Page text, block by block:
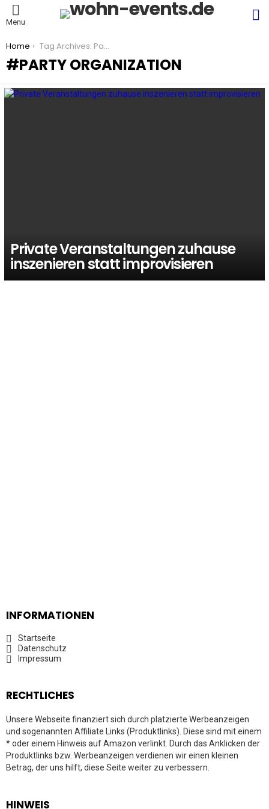
Menu
You are here:
Home Tag Archives: Party Organization
PARTY ORGANIZATION
Private Veranstaltungen zuhause
inszenieren statt improvisieren
INFORMATIONEN
Startseite
Datenschutz
Impressum
RECHTLICHES
Unsere Webseite finanziert sich durch platzierte Werbeanzeigen
und sogenannten Affiliate Links (Produktlinks). Diese sind mit einem
* oder einem Hinweis auf Amazon verlinkt. Durch das Anklicken der
Produktlinks bzw. Werbeanzeigen verdienen wir einen kleinen
Betrag, der uns hilft, diese Seite weiter zu verbessern.
HINWEIS